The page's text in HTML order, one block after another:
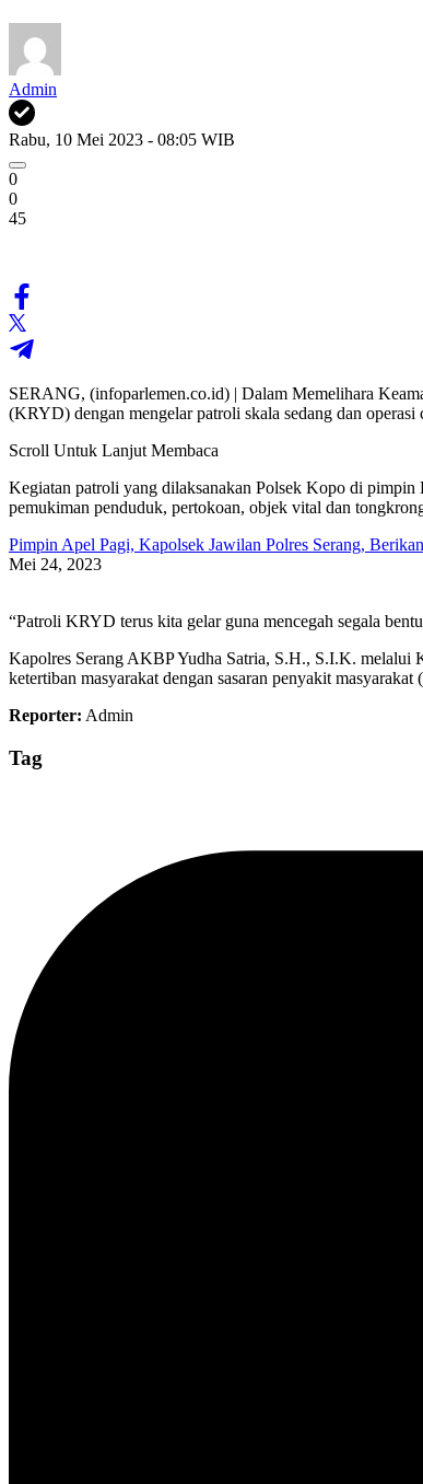
Admin
Rabu, 10 Mei 2023 - 08:05 WIB
0
0
45
SERANG, (infoparlemen.co.id) | Dalam Memelihara
(KRYD) dengan mengelar patroli skala sedang dan
Scroll Untuk Lanjut Membaca
Kegiatan patroli yang dilaksanakan Polsek Kopo di
pemukiman penduduk, pertokoan, objek vital dan
Pimpin Apel Pagi, Kapolsek Jawilan Polres Serang,
Mei 24, 2023
“Patroli KRYD terus kita gelar guna mencegah segala
Kapolres Serang AKBP Yudha Satria, S.H., S.I.K. melalui
ketertiban masyarakat dengan sasaran penyakit
Reporter: Admin
Tag